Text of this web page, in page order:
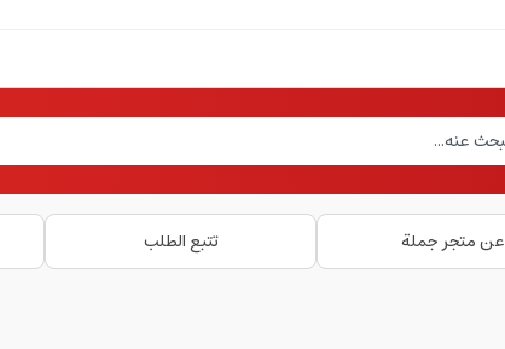
عن متجر جملة تتبع الطلب